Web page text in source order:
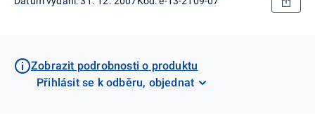
Zobrazit podrobnosti o produktu
Přihlásit se k odběru, objednat